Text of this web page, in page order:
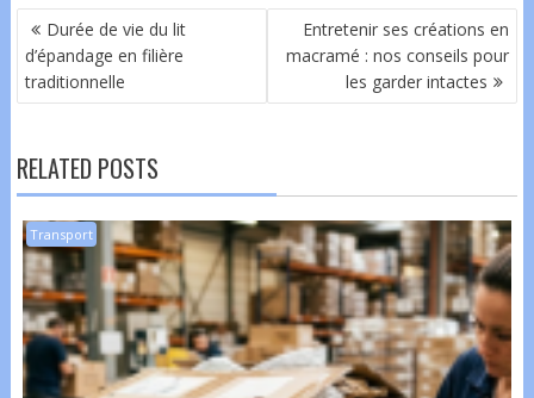
NAVIGATION
DE
L’ARTICLE
Durée de vie du lit
d’épandage en filière
traditionnelle
Entretenir ses créations en
macramé : nos conseils pour
les garder intactes
RELATED POSTS
Transport